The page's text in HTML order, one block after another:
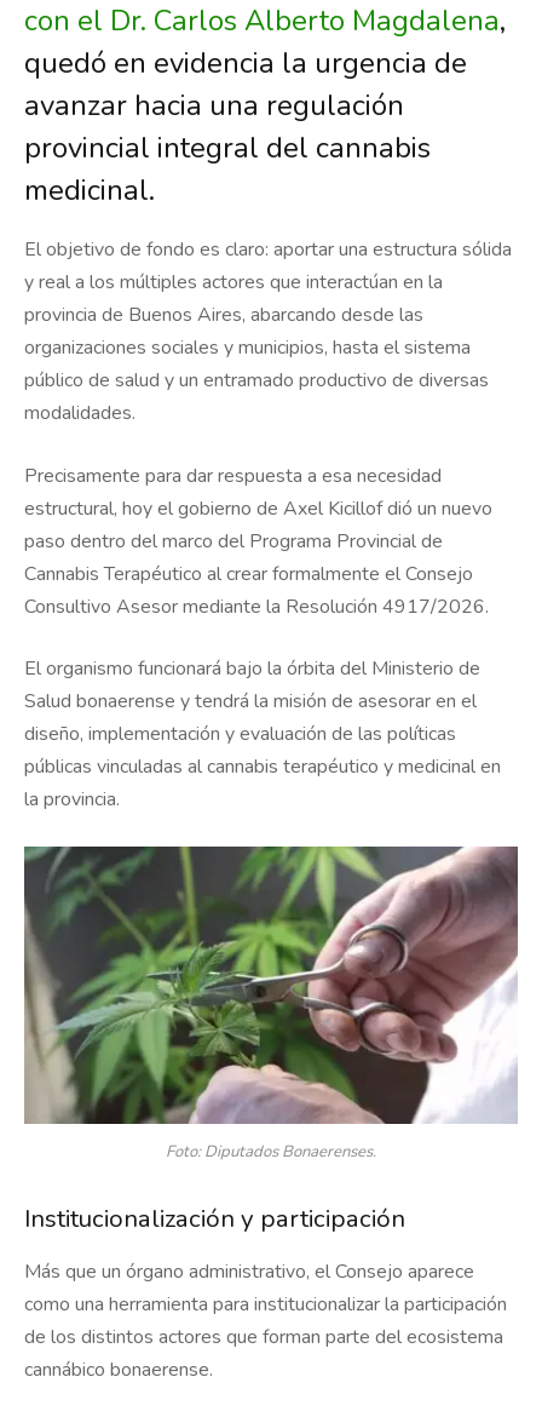
con el Dr. Carlos Alberto Magdalena,
quedó en evidencia la urgencia de
avanzar hacia una regulación
provincial integral del cannabis
medicinal.
El objetivo de fondo es claro: aportar una estructura sólida
y real a los múltiples actores que interactúan en la
provincia de Buenos Aires, abarcando desde las
organizaciones sociales y municipios, hasta el sistema
público de salud y un entramado productivo de diversas
modalidades.
Precisamente para dar respuesta a esa necesidad
estructural, hoy el gobierno de Axel Kicillof dió un nuevo
paso dentro del marco del Programa Provincial de
Cannabis Terapéutico al crear formalmente el Consejo
Consultivo Asesor mediante la Resolución 4917/2026.
El organismo funcionará bajo la órbita del Ministerio de
Salud bonaerense y tendrá la misión de asesorar en el
diseño, implementación y evaluación de las políticas
públicas vinculadas al cannabis terapéutico y medicinal en
la provincia.
Foto: Diputados Bonaerenses.
Institucionalización y participación
Más que un órgano administrativo, el Consejo aparece
como una herramienta para institucionalizar la participación
de los distintos actores que forman parte del ecosistema
cannábico bonaerense.